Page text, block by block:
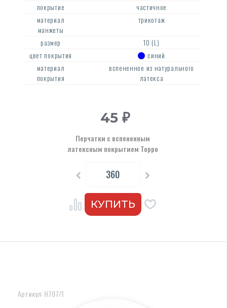
покрытие
частичное
материал
манжеты
трикотаж
размер
10 (L)
цвет покрытия
синий
материал
покрытия
вспененное из натурального
латекса
45 ₽
Перчатки с вспененным
латексным покрытием Торро
Артикул: Н707/1